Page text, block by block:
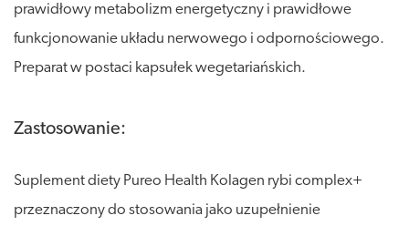
prawidłowy metabolizm energetyczny i prawidłowe
funkcjonowanie układu nerwowego i odpornościowego.
Preparat w postaci kapsułek wegetariańskich.
Zastosowanie:
Suplement diety Pureo Health Kolagen rybi complex+
przeznaczony do stosowania jako uzupełnienie